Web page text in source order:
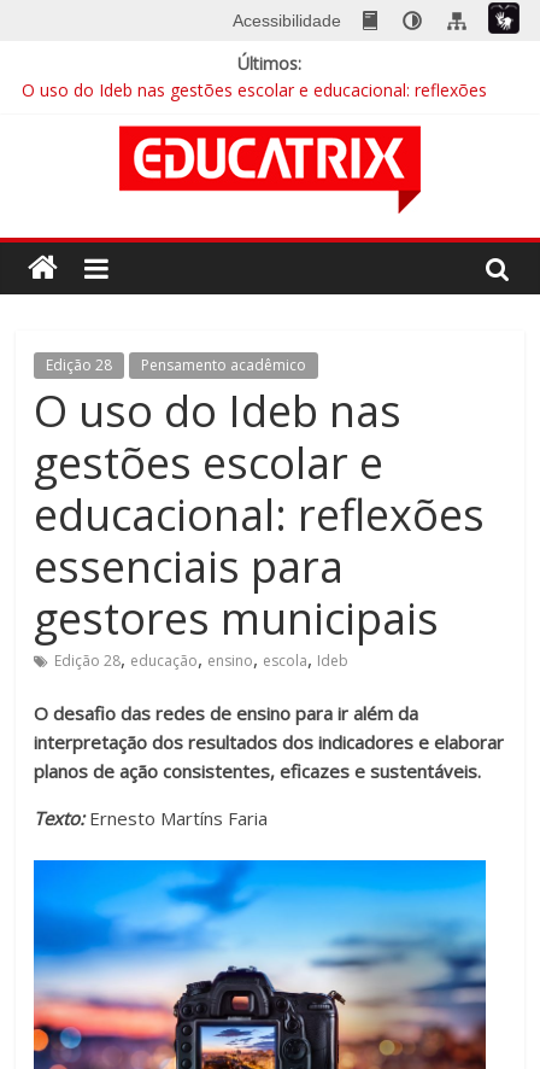
Acessibilidade
Últimos:
O uso do Ideb nas gestões escolar e educacional: reflexões
A escola na era digital
EDUCATRIX 28 | Baixe já a nova edição
Mentalidades matemáticas: a abordagem que quebra barreiras
Revista
–
Editora
Moderna
Estamos
constante
transformação.
metodologias
tecnologias
cada
vez
presentes
no
dia
dia.
Edição 28 Pensamento acadêmico
O uso do Ideb nas
gestões escolar e
educacional: reflexões
essenciais para
gestores municipais
Edição 28, educação, ensino, escola, Ideb
O desafio das redes de ensino para ir além da
interpretação dos resultados dos indicadores e elaborar
planos de ação consistentes, eficazes e sustentáveis.
Texto:Ernesto Martíns Faria